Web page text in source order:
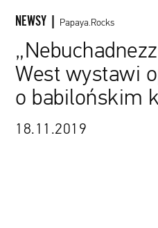
NEWSY | Papaya.Rocks
West wystawi
o babilońskim
18.11.2019
FACEBOOK